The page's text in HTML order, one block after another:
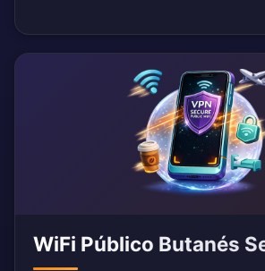
WiFi Público Butanés